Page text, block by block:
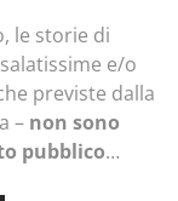
le storie di
e/o
previste dalla
– non sono
pubblico…